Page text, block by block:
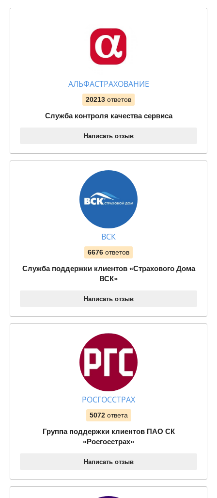
АЛЬФАСТРАХОВАНИЕ
20213 ответов
Служба контроля качества сервиса
Написать отзыв
ВСК
6676 ответов
Служба поддержки клиентов «Страхового Дома
ВСК»
Написать отзыв
РОСГОССТРАХ
5072 ответа
Группа поддержки клиентов ПАО СК
«Росгосстрах»
Написать отзыв